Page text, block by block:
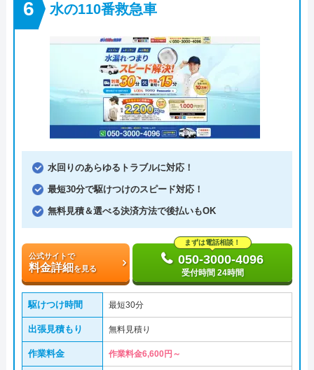
水の110番救急車
水回りのあらゆるトラブルに対応！
最短30分で駆けつけのスピード対応！
無料見積＆選べる決済方法で後払いもOK
公式サイトで
料金詳細を見る
まずは電話相談！
050-3000-4096
受付時間 24時間
駆けつけ時間 最短30分
出張見積もり 無料見積り
作業料金 作業料金6,600円～